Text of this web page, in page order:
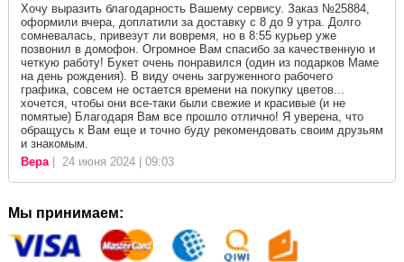
Хочу выразить благодарность Вашему сервису. Заказ №25884,
оформили вчера, доплатили за доставку с 8 до 9 утра. Долго
сомневалась, привезут ли вовремя, но в 8:55 курьер уже
позвонил в домофон. Огромное Вам спасибо за качественную и
четкую работу! Букет очень понравился (один из подарков Маме
на день рождения). В виду очень загруженного рабочего
графика, совсем не остается времени на покупку цветов...
хочется, чтобы они все-таки были свежие и красивые (и не
помятые) Благодаря Вам все прошло отлично! Я уверена, что
обращусь к Вам еще и точно буду рекомендовать своим друзьям
и знакомым.
Вера| 24 июня 2024 | 09:03
Мы принимаем: